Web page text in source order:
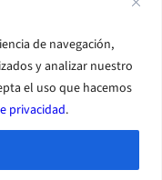
de navegación,
y analizar nuestro
el uso que hacemos
privacidad.
uso